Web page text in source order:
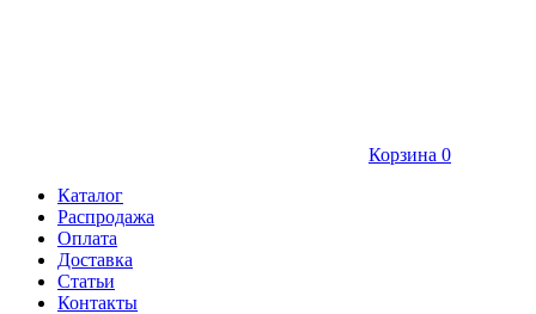
Корзина 0
Каталог
Распродажа
Оплата
Доставка
Статьи
Контакты